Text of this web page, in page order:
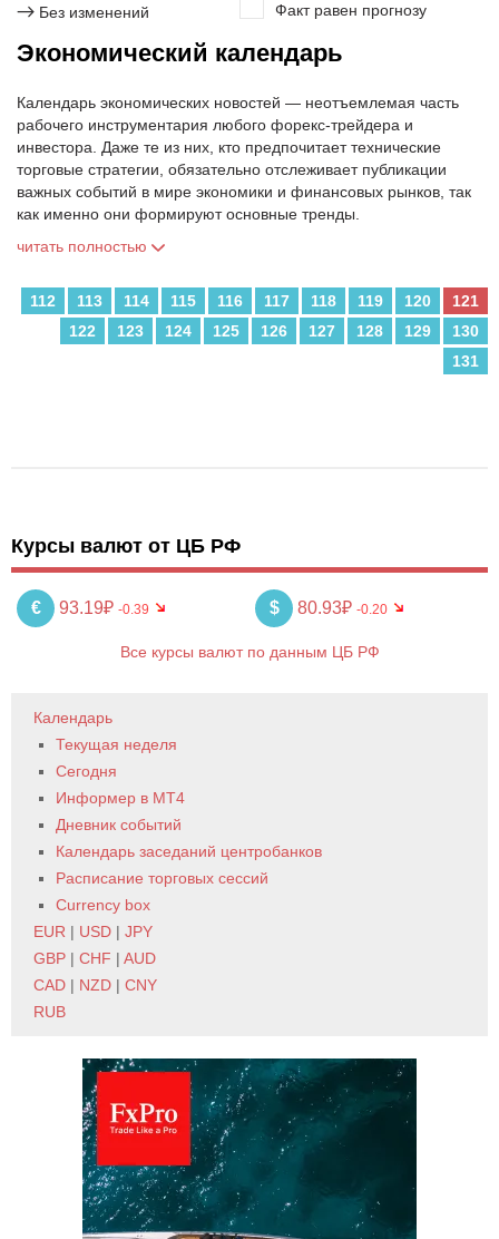
→ Без изменений
Факт равен прогнозу
Экономический календарь
Календарь экономических новостей — неотъемлемая часть
рабочего инструментария любого форекс-трейдера и
инвестора. Даже те из них, кто предпочитает технические
торговые стратегии, обязательно отслеживает публикации
важных событий в мире экономики и финансовых рынков, так
как именно они формируют основные тренды.
читать полностью
112 113 114 115 116 117 118 119 120
121
122
123 124 125 126 127 128 129
130
131
Курсы валют от ЦБ РФ
€ 93.19₽ -0.39 $ 80.93₽ -0.20
Все курсы валют по данным ЦБ РФ
Календарь
Текущая неделя
Сегодня
Информер в MT4
Дневник событий
Календарь заседаний центробанков
Расписание торговых сессий
Currency box
EUR | USD | JPY
GBP | CHF | AUD
CAD | NZD | CNY
RUB